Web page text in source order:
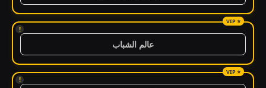
!
عالم الشباب
!